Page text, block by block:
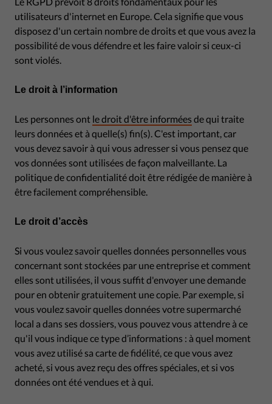
utilisateurs d'internet en Europe. Cela signifie que vous
disposez d'un certain nombre de droits et que vous avez la
possibilité de vous défendre et les faire valoir si ceux-ci
sont violés.
Le droit à l’information
Les personnes ont le droit d'être informées de qui traite
leurs données et à quelle(s) fin(s). C'est important, car
vous devez savoir à qui vous adresser si vous pensez que
vos données sont utilisées de façon malveillante. La
politique de confidentialité doit être rédigée de manière à
être facilement compréhensible.
Le droit d’accès
Si vous voulez savoir quelles données personnelles vous
concernant sont stockées par une entreprise et comment
elles sont utilisées, il vous suffit d'envoyer une demande
pour en obtenir gratuitement une copie. Par exemple, si
vous voulez savoir quelles données votre supermarché
local a dans ses dossiers, vous pouvez vous attendre à ce
qu'il vous indique ce type d’informations : à quel moment
vous avez utilisé sa carte de fidélité, ce que vous avez
acheté, si vous avez reçu des offres spéciales, et si vos
données ont été vendues et à qui.